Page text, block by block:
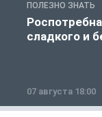
ПОЛЕЗНО ЗНАТЬ
сладкого и
07 августа 18:00